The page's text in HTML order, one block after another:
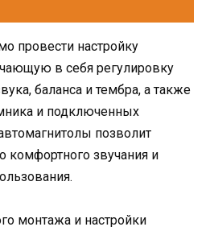
провести настройку
в себя регулировку
баланса и тембра, а также
и подключенных
позволит
комфортного звучания и
монтажа и настройки